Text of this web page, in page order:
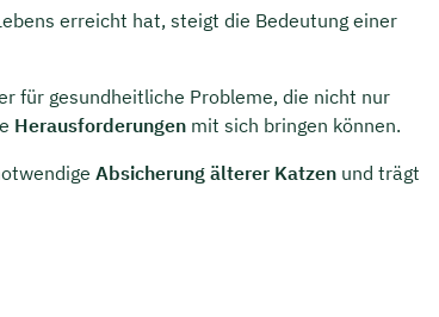
erreicht hat, steigt die Bedeutung einer
für gesundheitliche Probleme, die nicht nur
Herausforderungen mit sich bringen können.
Absicherung älterer Katzen und trägt